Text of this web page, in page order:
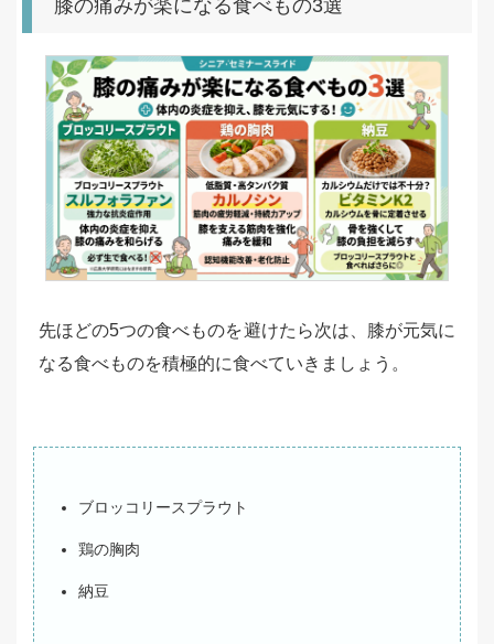
膝の痛みが楽になる食べもの3選
先ほどの5つの食べものを避けたら次は、膝が元気に
なる食べものを積極的に食べていきましょう。
ブロッコリースプラウト
鶏の胸肉
納豆